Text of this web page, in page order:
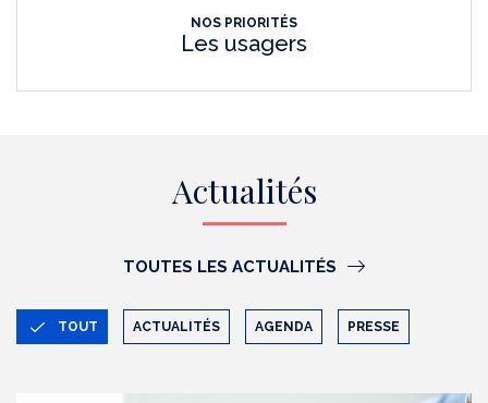
NOS PRIORITÉS
Les usagers
Actualités
TOUTES LES ACTUALITÉS
TOUT ACTUALITÉS AGENDA PRESSE